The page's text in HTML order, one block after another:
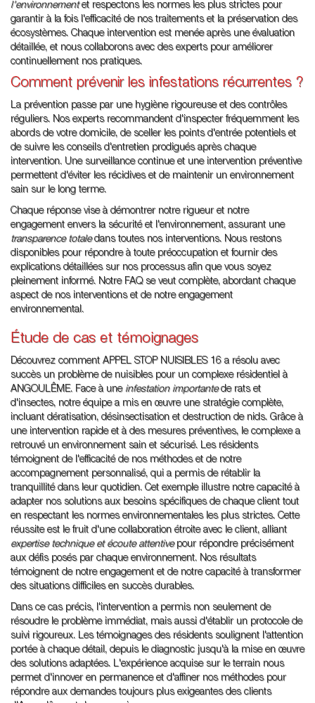
l'environnementet respectons les normes les plus strictes pour
garantir à la fois l'efficacité de nos traitements et la préservation des
écosystèmes. Chaque intervention est menée après une évaluation
détaillée, et nous collaborons avec des experts pour améliorer
continuellement nos pratiques.
Comment prévenir les infestations récurrentes ?
La prévention passe par une hygiène rigoureuse et des contrôles
réguliers. Nos experts recommandent d'inspecter fréquemment les
abords de votre domicile, de sceller les points d'entrée potentiels et
de suivre les conseils d'entretien prodigués après chaque
intervention. Une surveillance continue et une intervention préventive
permettent d'éviter les récidives et de maintenir un environnement
sain sur le long terme.
Chaque réponse vise à démontrer notre rigueur et notre
engagement envers la sécurité et l'environnement, assurant une
transparence totaledans toutes nos interventions. Nous restons
disponibles pour répondre à toute préoccupation et fournir des
explications détaillées sur nos processus afin que vous soyez
pleinement informé. Notre FAQ se veut complète, abordant chaque
aspect de nos interventions et de notre engagement
environnemental.
Étude de cas et témoignages
Découvrez comment APPEL STOP NUISIBLES 16 a résolu avec
succès un problème de nuisibles pour un complexe résidentiel à
ANGOULÊME. Face à une infestation importantede rats et
d'insectes, notre équipe a mis en œuvre une stratégie complète,
incluant dératisation, désinsectisation et destruction de nids. Grâce à
une intervention rapide et à des mesures préventives, le complexe a
retrouvé un environnement sain et sécurisé. Les résidents
témoignent de l'efficacité de nos méthodes et de notre
accompagnement personnalisé, qui a permis de rétablir la
tranquillité dans leur quotidien. Cet exemple illustre notre capacité à
adapter nos solutions aux besoins spécifiques de chaque client tout
en respectant les normes environnementales les plus strictes. Cette
réussite est le fruit d'une collaboration étroite avec le client, alliant
expertise technique et écoute attentivepour répondre précisément
aux défis posés par chaque environnement. Nos résultats
témoignent de notre engagement et de notre capacité à transformer
des situations difficiles en succès durables.
Dans ce cas précis, l'intervention a permis non seulement de
résoudre le problème immédiat, mais aussi d'établir un protocole de
suivi rigoureux. Les témoignages des résidents soulignent l'attention
portée à chaque détail, depuis le diagnostic jusqu'à la mise en œuvre
des solutions adaptées. L'expérience acquise sur le terrain nous
permet d'innover en permanence et d'affiner nos méthodes pour
répondre aux demandes toujours plus exigeantes des clients